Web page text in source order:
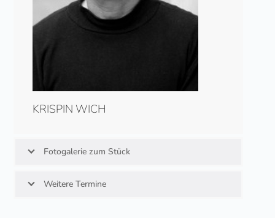
KRISPIN WICH
Fotogalerie zum Stück
Weitere Termine